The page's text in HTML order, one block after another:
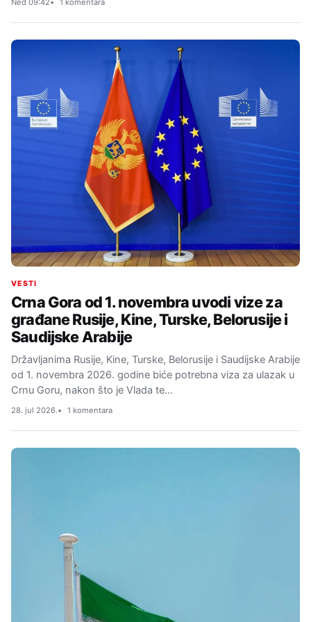
VESTI
Crna Gora od 1. novembra uvodi vize za
građane Rusije, Kine, Turske, Belorusije i
Saudijske Arabije
Državljanima Rusije, Kine, Turske, Belorusije i Saudijske Arabije
od 1. novembra 2026. godine biće potrebna viza za ulazak u
Crnu Goru, nakon što je Vlada te…
28. jul 2026. 1 komentara